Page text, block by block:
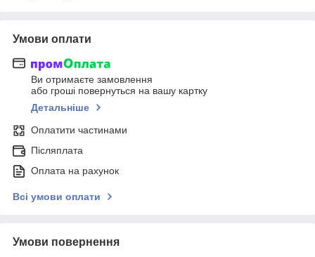
Умови оплати
Ви отримаєте замовлення
або гроші повернуться на вашу картку
Детальніше
Оплатити частинами
Післяплата
Оплата на рахунок
Всі умови оплати
Умови повернення